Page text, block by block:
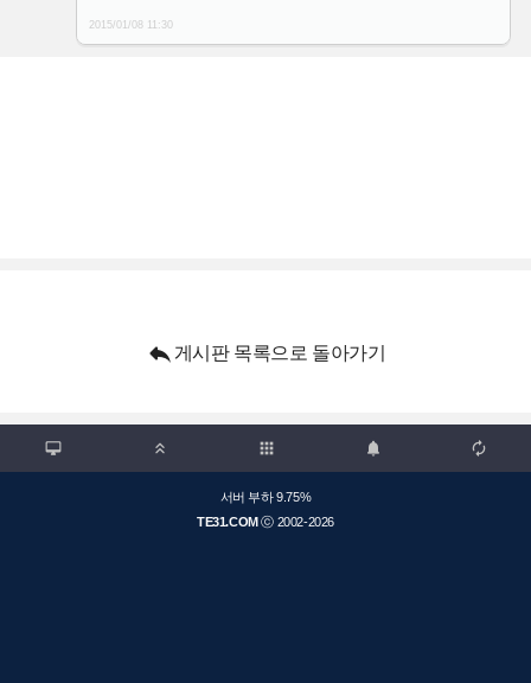
2015/01/08 11:30
 게시판 목록으로 돌아가기
  apps  
서버 부하 9.75%
TE31.COMⓒ 2002-2026